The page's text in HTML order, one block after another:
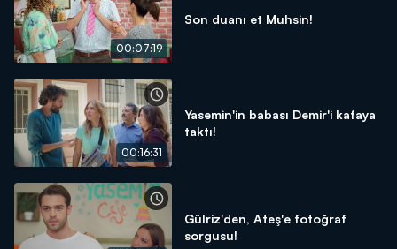
00:07:19
Son duanı et Muhsin!
00:16:31
Yasemin'in babası Demir'i kafaya
taktı!
Gülriz'den, Ateş'e fotoğraf
sorgusu!